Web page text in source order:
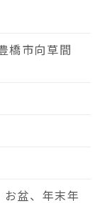
橋市向草間
盆、年末年